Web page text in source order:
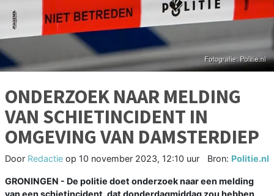
ONDERZOEK NAAR MELDING
VAN SCHIETINCIDENT IN
OMGEVING VAN DAMSTERDIEP
Door Redactie op 10 november 2023, 12:10 uur Bron: Politie.nl
GRONINGEN - De politie doet onderzoek naar een melding
van een schietincident, dat donderdagmiddag zou hebben